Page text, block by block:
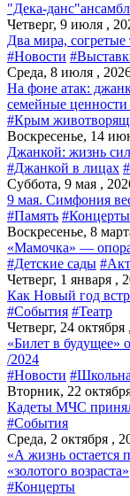
"Дека-данс"
Четверг, 9 июля ,
Два мира, согретые
#Новости
Среда, 8 июля ,
На фоне атак:
семейные
#Крым
Воскресенье, 14
Джанкой: жизнь
#Джанкой в лицах
Суббота, 9 мая ,
9 мая. Симфония
#Память #Концерты
Воскресенье, 8
«Мамочка» — опора
#Детские сады
Четверг, 1 января ,
Как Новый год
#События #Театр
Четверг, 24 октября
«Билет в
/2024
#Новости
Вторник, 22
Кадеты МЧС
#События
Среда, 2 октября ,
«А жизнь остается
«золотого возраста»
#Концерты